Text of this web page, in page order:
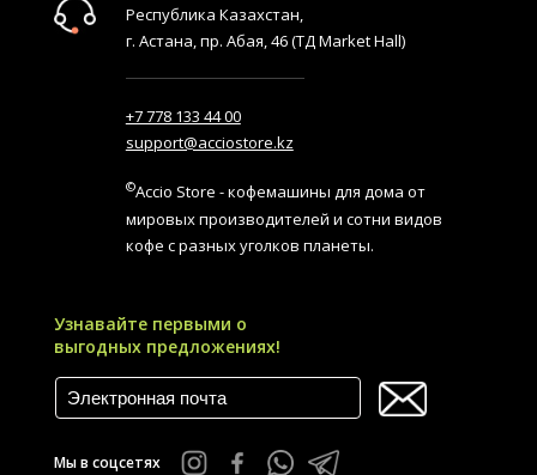
Республика Казахстан,
г. Астана, пр. Абая, 46 (ТД Market Hall)
+7 778 133 44 00
support@acciostore.kz
©Accio Store - кофемашины для дома от
мировых производителей и сотни видов
кофе с разных уголков планеты.
Узнавайте первыми о
выгодных предложениях!
Мы в соцсетях